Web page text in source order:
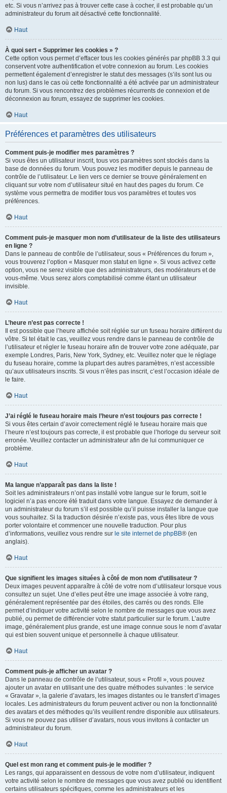
etc. Si vous n’arrivez pas à trouver cette case à cocher, il est probable qu’un
administrateur du forum ait désactivé cette fonctionnalité.
Haut
À quoi sert « Supprimer les cookies » ?
Cette option vous permet d’effacer tous les cookies générés par phpBB 3.3 qui
conservent votre authentification et votre connexion au forum. Les cookies
permettent également d’enregistrer le statut des messages (s’ils sont lus ou
non lus) dans le cas où cette fonctionnalité a été activée par un administrateur
du forum. Si vous rencontrez des problèmes récurrents de connexion et de
déconnexion au forum, essayez de supprimer les cookies.
Haut
Préférences et paramètres des utilisateurs
Comment puis-je modifier mes paramètres ?
Si vous êtes un utilisateur inscrit, tous vos paramètres sont stockés dans la
base de données du forum. Vous pouvez les modifier depuis le panneau de
contrôle de l’utilisateur. Le lien vers ce dernier se trouve généralement en
cliquant sur votre nom d’utilisateur situé en haut des pages du forum. Ce
système vous permettra de modifier tous vos paramètres et toutes vos
préférences.
Haut
Comment puis-je masquer mon nom d’utilisateur de la liste des utilisateurs
en ligne ?
Dans le panneau de contrôle de l’utilisateur, sous « Préférences du forum »,
vous trouverez l’option « Masquer mon statut en ligne ». Si vous activez cette
option, vous ne serez visible que des administrateurs, des modérateurs et de
vous-même. Vous serez alors comptabilisé comme étant un utilisateur
invisible.
Haut
L’heure n’est pas correcte !
Il est possible que l’heure affichée soit réglée sur un fuseau horaire différent du
vôtre. Si tel était le cas, veuillez vous rendre dans le panneau de contrôle de
l’utilisateur et régler le fuseau horaire afin de trouver votre zone adéquate, par
exemple Londres, Paris, New York, Sydney, etc. Veuillez noter que le réglage
du fuseau horaire, comme la plupart des autres paramètres, n’est accessible
qu’aux utilisateurs inscrits. Si vous n’êtes pas inscrit, c’est l’occasion idéale de
le faire.
Haut
J’ai réglé le fuseau horaire mais l’heure n’est toujours pas correcte !
Si vous êtes certain d’avoir correctement réglé le fuseau horaire mais que
l’heure n’est toujours pas correcte, il est probable que l’horloge du serveur soit
erronée. Veuillez contacter un administrateur afin de lui communiquer ce
problème.
Haut
Ma langue n’apparaît pas dans la liste !
Soit les administrateurs n’ont pas installé votre langue sur le forum, soit le
logiciel n’a pas encore été traduit dans votre langue. Essayez de demander à
un administrateur du forum s’il est possible qu’il puisse installer la langue que
vous souhaitez. Si la traduction désirée n’existe pas, vous êtes libre de vous
porter volontaire et commencer une nouvelle traduction. Pour plus
d’informations, veuillez vous rendre sur le site internet de phpBB® (en
anglais).
Haut
Que signifient les images situées à côté de mon nom d’utilisateur ?
Deux images peuvent apparaître à côté de votre nom d’utilisateur lorsque vous
consultez un sujet. Une d’elles peut être une image associée à votre rang,
généralement représentée par des étoiles, des carrés ou des ronds. Elle
permet d’indiquer votre activité selon le nombre de messages que vous avez
publié, ou permet de différencier votre statut particulier sur le forum. L’autre
image, généralement plus grande, est une image connue sous le nom d’avatar
qui est bien souvent unique et personnelle à chaque utilisateur.
Haut
Comment puis-je afficher un avatar ?
Dans le panneau de contrôle de l’utilisateur, sous « Profil », vous pouvez
ajouter un avatar en utilisant une des quatre méthodes suivantes : le service
« Gravatar », la galerie d’avatars, les images distantes ou le transfert d’images
locales. Les administrateurs du forum peuvent activer ou non la fonctionnalité
des avatars et des méthodes qu’ils veuillent rendre disponible aux utilisateurs.
Si vous ne pouvez pas utiliser d’avatars, nous vous invitons à contacter un
administrateur du forum.
Haut
Quel est mon rang et comment puis-je le modifier ?
Les rangs, qui apparaissent en dessous de votre nom d’utilisateur, indiquent
votre activité selon le nombre de messages que vous avez publié ou identifient
certains utilisateurs spécifiques, comme les administrateurs et les